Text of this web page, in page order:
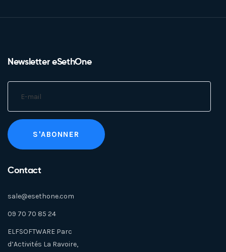
Newsletter eSethOne
Contact
sale@esethone.com
09 70 70 85 24
ELFSOFTWARE Parc
d’Activités La Ravoire,